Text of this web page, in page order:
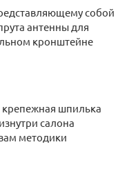
собой
антенны для
кронштейне
крепежная шпилька
салона
методики